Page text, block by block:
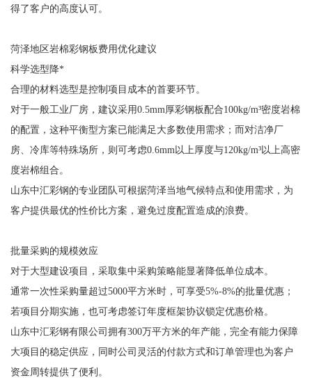
得了客户的高度认可。
菏泽地区岩棉彩钢板费用优化建议
科学选型降*
合理的材料选型是控制项目成本的首要环节。
对于一般工业厂房，建议采用0.5mm厚彩钢板配合100kg/m³密度岩棉
的配置，这种平衡型方案已能满足大多数使用需求；而对洁净厂
房、冷库等特殊场所，则可考虑0.6mm以上厚度与120kg/m³以上高密
度岩棉组合。
山东中汇彩钢的专业团队可根据菏泽当地气候特点和使用需求，为
客户提供最优的性价比方案，避免过度配置造成的浪费。
批量采购的规模效应
对于大型建设项目，采取集中采购策略能显著降低单位成本。
通常一次性采购量超过5000平方米时，可享受5%-8%的批量优惠；
若项目分期实施，也可考虑签订年度框架协议锁定优惠价格。
山东中汇彩钢有限公司拥有300万平方米的年产能，完全有能力保障
大项目的稳定供应，同时公司灵活的付款方式和订单管理也为客户
资金周转提供了便利。